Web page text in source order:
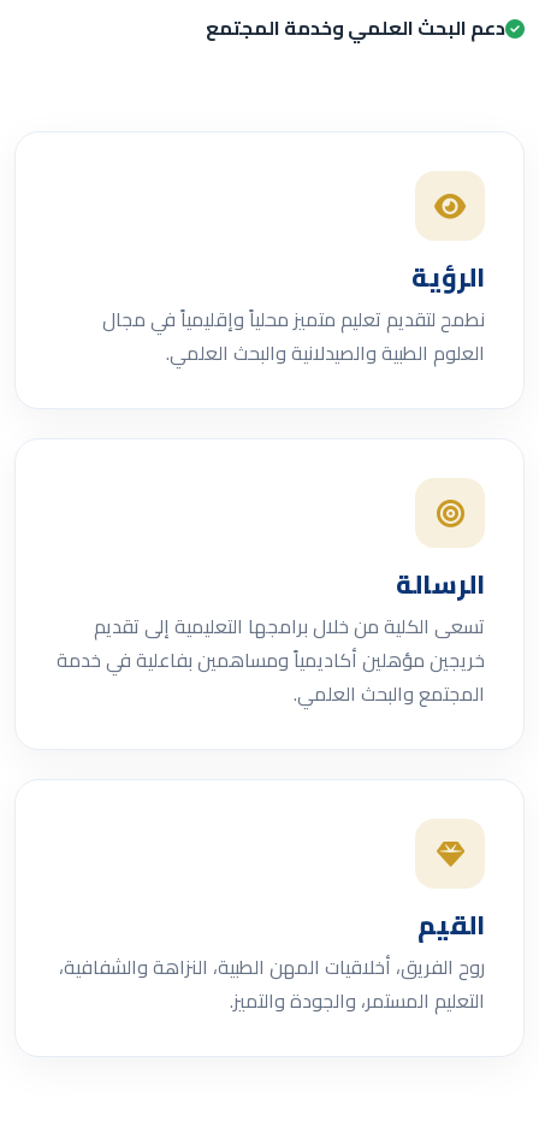
دعم البحث العلمي وخدمة المجتمع
الرؤية
نطمح لتقديم تعليم متميز محلياً وإقليمياً في مجال
العلوم الطبية والصيدلانية والبحث العلمي.
الرسالة
تسعى الكلية من خلال برامجها التعليمية إلى تقديم
خريجين مؤهلين أكاديمياً ومساهمين بفاعلية في خدمة
المجتمع والبحث العلمي.
القيم
روح الفريق، أخلاقيات المهن الطبية، النزاهة والشفافية،
التعليم المستمر، والجودة والتميز.